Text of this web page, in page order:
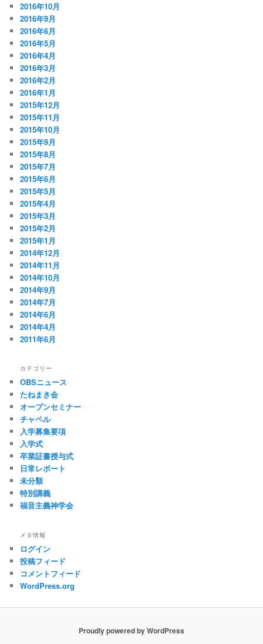
2016年10月
2016年9月
2016年6月
2016年5月
2016年4月
2016年3月
2016年2月
2016年1月
2015年12月
2015年11月
2015年10月
2015年9月
2015年8月
2015年7月
2015年6月
2015年5月
2015年4月
2015年3月
2015年2月
2015年1月
2014年12月
2014年11月
2014年10月
2014年9月
2014年7月
2014年6月
2014年4月
2011年6月
カテゴリー
OBSニュース
たねまき会
オープンセミナー
チャペル
入学募集要項
入学式
卒業証書授与式
日常レポート
未分類
特別講義
福音主義神学会
メタ情報
ログイン
投稿フィード
コメントフィード
WordPress.org
Proudly powered by WordPress